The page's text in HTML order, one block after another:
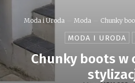
Moda i Uroda Moda Chunky
MODA I URODA
Chunky boots w